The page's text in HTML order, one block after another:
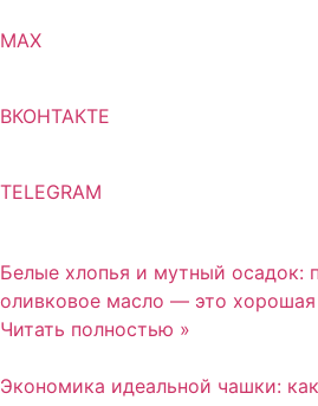
MAX
ВКОНТАКТЕ
TELEGRAM
Белые хлопья и мутный осадок:
оливковое масло — это
Читать полностью »
Экономика идеальной чашки: